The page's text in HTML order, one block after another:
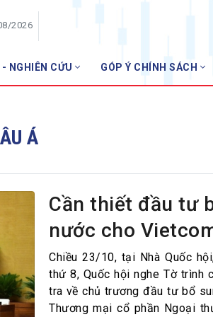
2026
NGHIÊN CỨU GÓP Ý CHÍNH SÁCH
hàng
Á
Cần thiết đầu tư
nước cho
Chiều 23/10, tại Nhà Quốc
thứ 8, Quốc hội nghe Tờ trình
tra về chủ trương đầu tư bổ
Thương mại cổ phần Ngoại